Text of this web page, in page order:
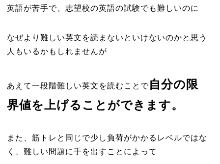
英語が苦手で、志望校の英語の試験でも難しいのに
なぜより難しい英文を読まないといけないのかと思う
人もいるかもしれませんが
あえて一段階難しい英文を読むことで自分の限
界値を上げることができます。
また、筋トレと同じで少し負荷がかかるレベルではな
く、難しい問題に手を出すことによって